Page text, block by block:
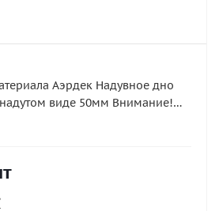
Аэрдек Надувное дно
виде 50мм Внимание!
ПВХ ЛОДОК ( этот лодки не